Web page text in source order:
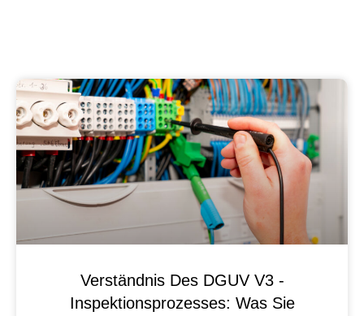
Verständnis Des DGUV V3 -
Inspektionsprozesses: Was Sie